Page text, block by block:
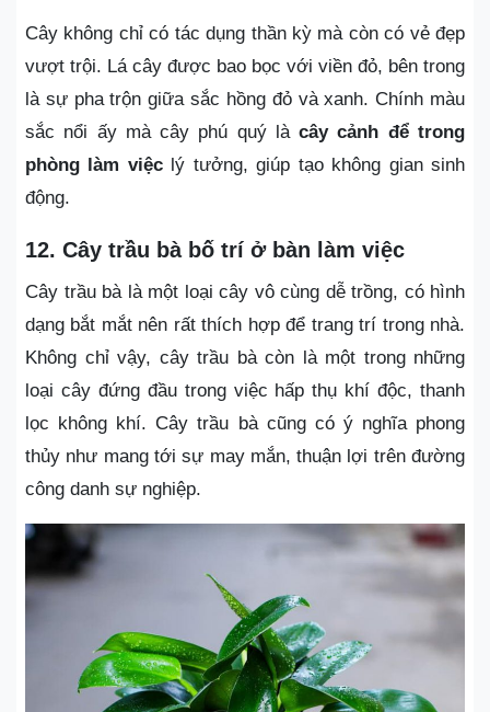
Cây không chỉ có tác dụng thần kỳ mà còn có vẻ đẹp
vượt trội. Lá cây được bao bọc với viền đỏ, bên trong
là sự pha trộn giữa sắc hồng đỏ và xanh. Chính màu
sắc nổi ấy mà cây phú quý làcây cảnh để trong
phòng làm việclý tưởng, giúp tạo không gian sinh
động.
12. Cây trầu bà bố trí ở bàn làm việc
Cây trầu bà là một loại cây vô cùng dễ trồng, có hình
dạng bắt mắt nên rất thích hợp để trang trí trong nhà.
Không chỉ vậy, cây trầu bà còn là một trong những
loại cây đứng đầu trong việc hấp thụ khí độc, thanh
lọc không khí. Cây trầu bà cũng có ý nghĩa phong
thủy như mang tới sự may mắn, thuận lợi trên đường
công danh sự nghiệp.